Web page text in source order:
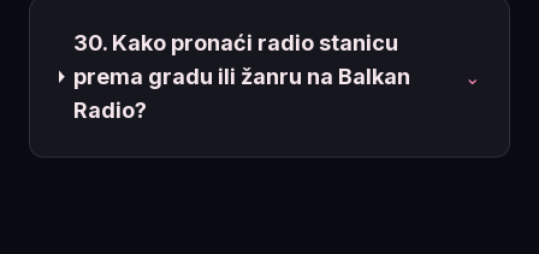
30. Kako pronaći radio stanicu
prema gradu ili žanru na Balkan
Radio?
⌄